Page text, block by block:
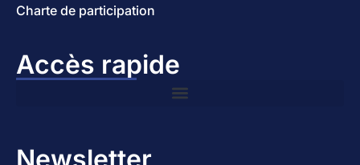
Charte de participation
Accès rapide
Newsletter